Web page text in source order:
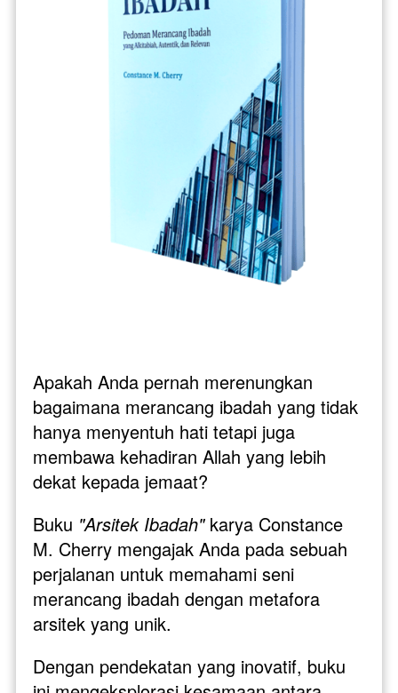
Apakah Anda pernah merenungkan
bagaimana merancang ibadah yang tidak
hanya menyentuh hati tetapi juga
membawa kehadiran Allah yang lebih
dekat kepada jemaat?
Buku "Arsitek Ibadah" karya Constance
M. Cherry mengajak Anda pada sebuah
perjalanan untuk memahami seni
merancang ibadah dengan metafora
arsitek yang unik.
Dengan pendekatan yang inovatif, buku